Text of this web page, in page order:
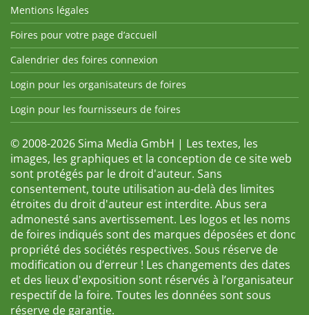
Mentions légales
Foires pour votre page d’accueil
Calendrier des foires connexion
Login pour les organisateurs de foires
Login pour les fournisseurs de foires
© 2008-2026 Sima Media GmbH | Les textes, les
images, les graphiques et la conception de ce site web
sont protégés par le droit d'auteur. Sans
consentement, toute utilisation au-delà des limites
étroites du droit d'auteur est interdite. Abus sera
admonesté sans avertissement. Les logos et les noms
de foires indiqués sont des marques déposées et donc
propriété des sociétés respectives. Sous réserve de
modification ou d’erreur ! Les changements des dates
et des lieux d'exposition sont réservés à l’organisateur
respectif de la foire. Toutes les données sont sous
réserve de garantie.